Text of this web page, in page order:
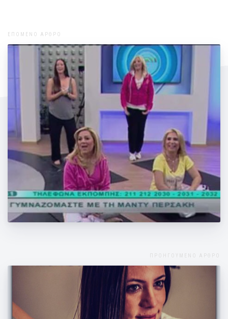
ΕΠΟΜΕΝΟ ΑΡΘΡΟ
Η Μάντη Περσάκη στο ETV "Με το
καλημέρα"
ΠΡΟΗΓΟΥΜΕΝΟ ΑΡΘΡΟ